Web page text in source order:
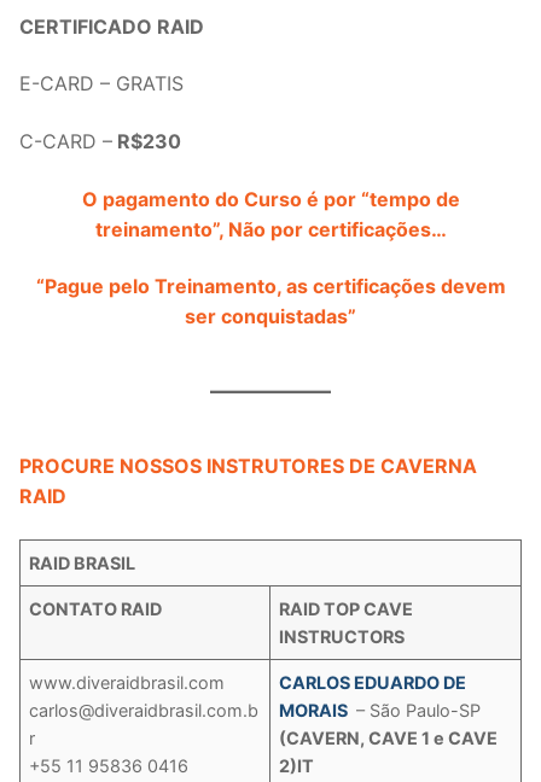
CERTIFICADO RAID
E-CARD – GRATIS
C-CARD – R$230
O pagamento do Curso é por “tempo de
treinamento”, Não por certificações…
“Pague pelo Treinamento, as certificações devem
ser conquistadas”
PROCURE NOSSOS INSTRUTORES DE CAVERNA
RAID
RAID BRASIL
CONTATO RAID
RAID TOP CAVE
INSTRUCTORS
www.diveraidbrasil.com
carlos@diveraidbrasil.com.b
r
+55 11 95836 0416
CARLOS EDUARDO DE
MORAIS – São Paulo-SP
(CAVERN, CAVE 1 e CAVE
2)IT